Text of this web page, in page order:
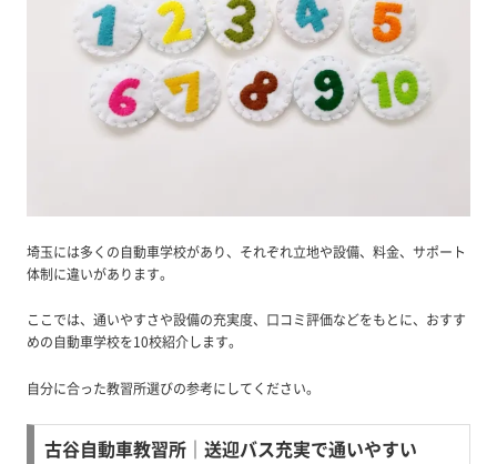
埼玉には多くの自動車学校があり、それぞれ立地や設備、料金、サポート
体制に違いがあります。
ここでは、通いやすさや設備の充実度、口コミ評価などをもとに、おすす
めの自動車学校を10校紹介します。
自分に合った教習所選びの参考にしてください。
古谷自動車教習所｜送迎バス充実で通いやすい